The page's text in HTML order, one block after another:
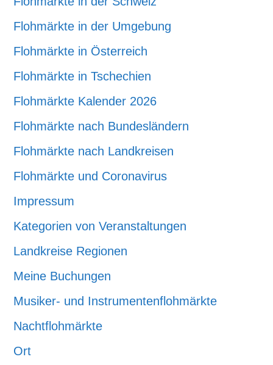
Flohmärkte in der Umgebung
Flohmärkte in Österreich
Flohmärkte in Tschechien
Flohmärkte Kalender 2026
Flohmärkte nach Bundesländern
Flohmärkte nach Landkreisen
Flohmärkte und Coronavirus
Impressum
Kategorien von Veranstaltungen
Landkreise Regionen
Meine Buchungen
Musiker- und Instrumentenflohmärkte
Nachtflohmärkte
Ort